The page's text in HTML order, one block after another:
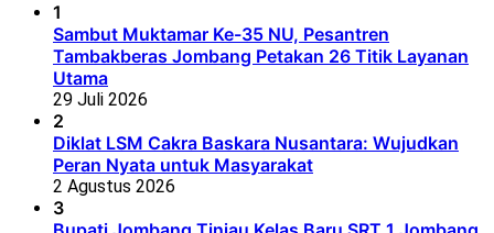
1
Sambut Muktamar Ke-35 NU, Pesantren
Tambakberas Jombang Petakan 26 Titik Layanan
Utama
29 Juli 2026
2
Diklat LSM Cakra Baskara Nusantara: Wujudkan
Peran Nyata untuk Masyarakat
2 Agustus 2026
3